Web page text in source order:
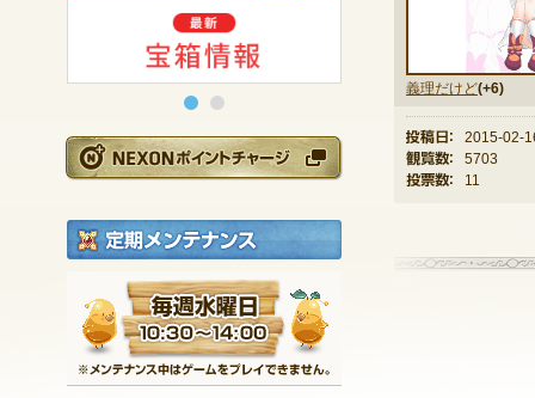
NEXONポイントチ
義理だけど(+6)
投稿日：
2015-02-
観覧数：
5703
投票数：
11